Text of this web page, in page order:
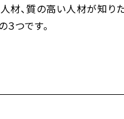
材、質の高い人材が知り
つです。